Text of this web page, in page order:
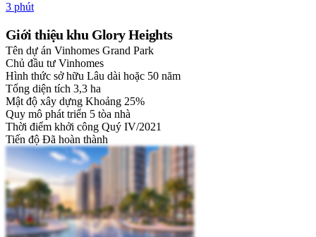
3 phút
Giới thiệu khu Glory Heights
Tên dự án Vinhomes Grand Park
Chủ đầu tư Vinhomes
Hình thức sở hữu Lâu dài hoặc 50 năm
Tổng diện tích 3,3 ha
Mật độ xây dựng Khoảng 25%
Quy mô phát triển 5 tòa nhà
Thời điểm khởi công Quý IV/2021
Tiến độ Đã hoàn thành